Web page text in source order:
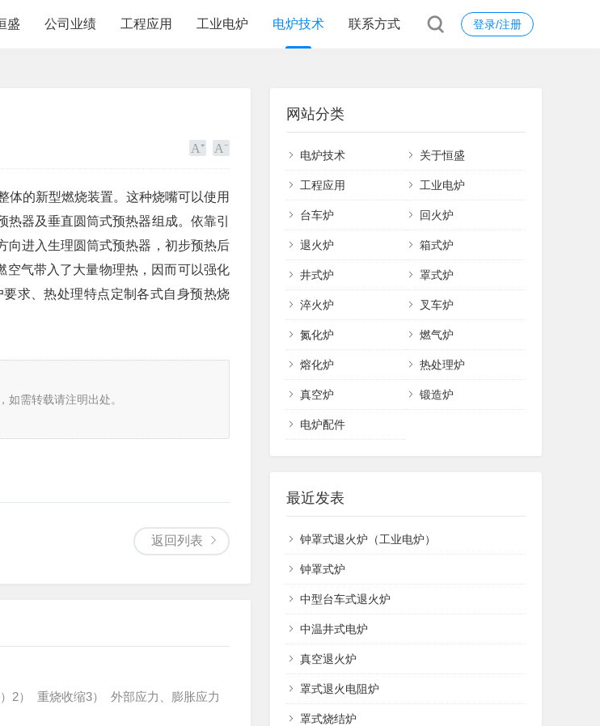
登录/注册
盛 公司业绩 工程应用 工业电炉 电炉技术 联系方式
体的新型燃烧装置。这种烧嘴可以使用
器及垂直圆筒式预热器组成。依靠引
向进入生理圆筒式预热器，初步预热后
气带入了大量物理热，因而可以强化
求、热处理特点定制各式自身预热烧
如需转载请注明出处。
返回列表
2） 重烧收缩3） 外部应力、膨胀应力
网站分类
电炉技术 关于恒盛
工程应用 工业电炉
台车炉 回火炉
退火炉 箱式炉
井式炉 罩式炉
淬火炉 叉车炉
氮化炉 燃气炉
熔化炉 热处理炉
真空炉 锻造炉
电炉配件
最近发表
钟罩式退火炉（工业电炉）
钟罩式炉
中型台车式退火炉
中温井式电炉
真空退火炉
罩式退火电阻炉
罩式烧结炉